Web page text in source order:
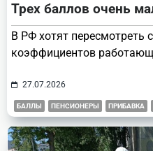
Трех баллов очень
В РФ хотят пересмотреть
коэффициентов
27.07.2026
БАЛЛЫ ПЕНСИОНЕРЫ ПРИБАВКА